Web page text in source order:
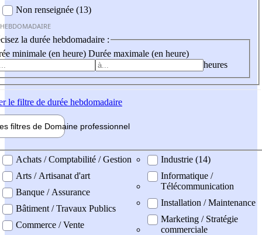
Non renseignée (13)
la durée hebdomadaire :
minimale (en heure) Durée maximale (en heure)
heures
le filtre de durée hebdomadaire
filtres de Domaine professionnel
professionel
Achats / Comptabilité / Gestion
Arts / Artisanat d'art
Banque / Assurance
Bâtiment / Travaux Publics
Commerce / Vente
Industrie (14)
Informatique /
Télécommunication
Installation / Maintenance
Marketing / Stratégie
commerciale